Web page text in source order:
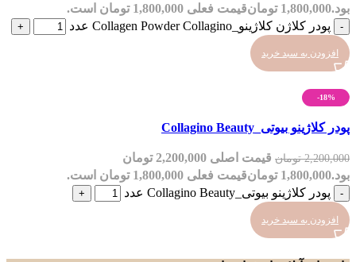
بود.1,800,000 تومانقیمت فعلی 1,800,000 تومان است.
پودر کلاژن کلاژینو_Collagen Powder Collagino عدد
افزودن به سبد خرید
-18%
مشاهده سریع
افزودن به علاقه مندی
پودر کلاژینو بیوتی_Collagino Beauty
2,200,000 تومان
قیمت اصلی 2,200,000 تومان
بود.1,800,000 تومانقیمت فعلی 1,800,000 تومان است.
پودر کلاژینو بیوتی_Collagino Beauty عدد
افزودن به سبد خرید